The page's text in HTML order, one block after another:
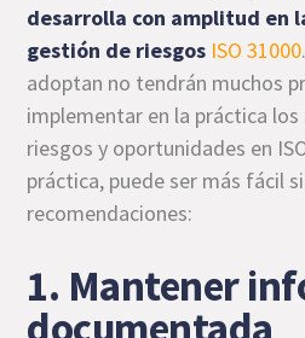
desarrolla con amplitud en
gestión de riesgos ISO 31000
adoptan no tendrán muchos
implementar en la práctica
riesgos y oportunidades en
práctica, puede ser más fácil
recomendaciones:
1. Mantener